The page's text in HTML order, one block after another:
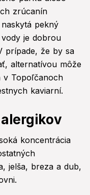
zrúcanín
pekný
je dobrou
prípade, že by sa
alternatívou môže
v Topoľčanoch
kaviarní.
koncentrácia
jelša, breza a dub,